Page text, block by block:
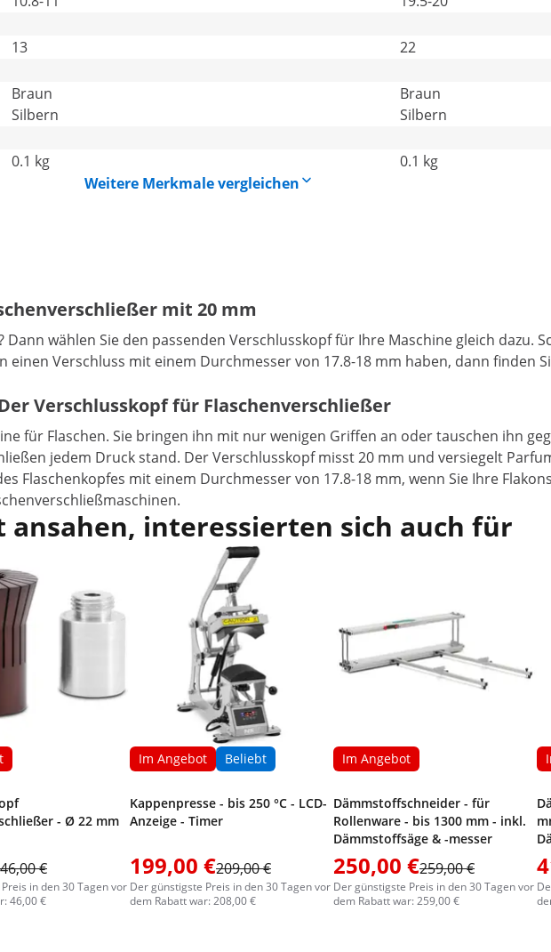
13 22
Braun
Silbern
Braun
Silbern
0.1 kg
0.1 kg
Weitere Merkmale vergleichen
mit 20 mm
Dann wählen Sie den passenden Verschlusskopf für Ihre Maschine gleich dazu.
einen Verschluss mit einem Durchmesser von 17.8-18 mm haben, dann finden
Verschlusskopf für Flaschenverschließer
für Flaschen. Sie bringen ihn mit nur wenigen Griffen an oder tauschen ihn
jedem Druck stand. Der Verschlusskopf misst 20 mm und versiegelt
Flaschenkopfes mit einem Durchmesser von 17.8-18 mm, wenn Sie Ihre
ansahen, interessierten sich auch für
- Ø 22 mm
46,00 €
in den 30 Tagen vor
46,00 €
Im Angebot Beliebt
Kappenpresse - bis 250 °C - LCD-
Anzeige - Timer
199,00 €209,00 €
Der günstigste Preis in den 30 Tagen vor
dem Rabatt war: 208,00 €
Im Angebot
Dämmstoffschneider - für
Rollenware - bis 1300 mm - inkl.
Dämmstoffsäge & -messer
250,00 €259,00 €
Der günstigste Preis in den 30 Tagen vor
dem Rabatt war: 259,00 €